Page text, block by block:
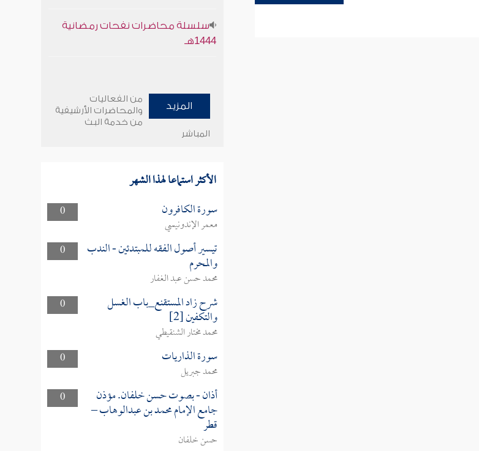
سلسلة محاضرات نفحات رمضانية
1444هـ
المزيد
من الفعاليات
والمحاضرات الأرشيفية
من خدمة البث
المباشر
الأكثر استماعا لهذا الشهر
0 سورة الكافرون
معمر الإندونيسي
0
تيسير أصول الفقه للمبتدئين - الندب
والمحرم
محمد حسن عبد الغفار
0
شرح زاد المستقنع_باب الغسل
والتكفين [2]
محمد مختار الشنقيطي
0
سورة الذاريات
محمد جبريل
0
أذان - بصوت حسن خلفان. مؤذن
جامع الإمام محمد بن عبدالوهاب –
قطر
حسن خلفان